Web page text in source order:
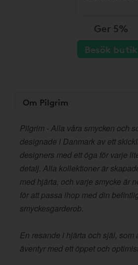
Ger 5%
Besök butik
Om Pilgrim
Pilgrim - Alla våra smycken och
designade i Danmark av ett
designers med ett öga för varje
detalj. Alla kollektioner är
med hjärta, och varje smycke är
för att passa ihop med din
smyckesgarderob.
En resande i hjärta och själ, som
äventyr med ett öppet och